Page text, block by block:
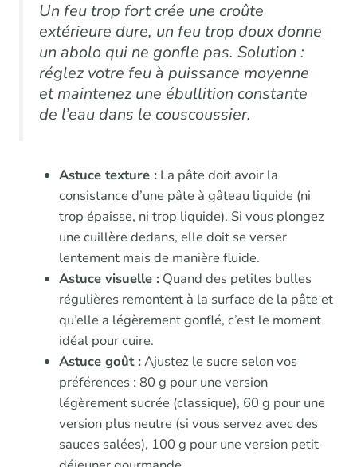
Un feu trop fort crée une croûte
extérieure dure, un feu trop doux donne
un abolo qui ne gonfle pas. Solution :
réglez votre feu à puissance moyenne
et maintenez une ébullition constante
de l’eau dans le couscoussier.
Astuce texture :La pâte doit avoir la
consistance d’une pâte à gâteau liquide (ni
trop épaisse, ni trop liquide). Si vous plongez
une cuillère dedans, elle doit se verser
lentement mais de manière fluide.
Astuce visuelle :Quand des petites bulles
régulières remontent à la surface de la pâte et
qu’elle a légèrement gonflé, c’est le moment
idéal pour cuire.
Astuce goût :Ajustez le sucre selon vos
préférences : 80 g pour une version
légèrement sucrée (classique), 60 g pour une
version plus neutre (si vous servez avec des
sauces salées), 100 g pour une version petit-